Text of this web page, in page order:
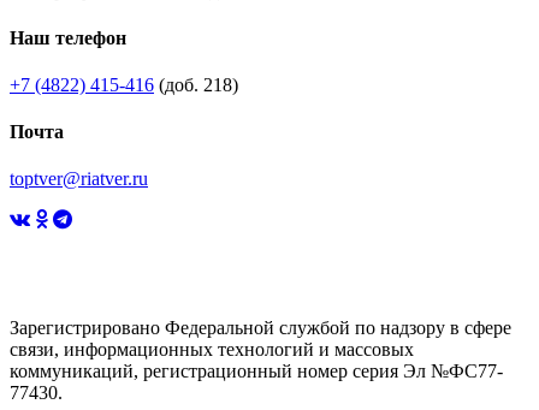
Наш телефон
+7 (4822) 415-416 (доб. 218)
Почта
toptver@riatver.ru
Зарегистрировано Федеральной службой по надзору в сфере
связи, информационных технологий и массовых
коммуникаций, регистрационный номер серия Эл №ФС77-
77430.